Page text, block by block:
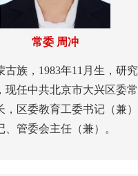
常委 周冲
族，1983年11月生，研究
现任中共北京市大兴区委
，区委教育工委书记（兼
管委会主任（兼）。